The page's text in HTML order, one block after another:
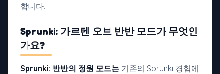
합니다.
Sprunki: 가르텐 오브 반반 모드가 무엇인
가요?
Sprunki: 반반의 정원 모드는 기존의 Sprunki 경험에